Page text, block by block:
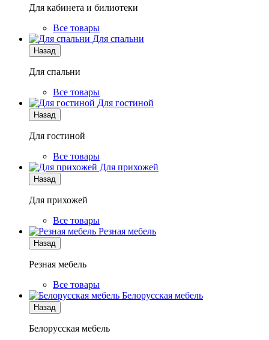
Для кабинета и билиотеки
Все товары
Для спальни
Назад
Для спальни
Все товары
Для гостиной
Назад
Для гостиной
Все товары
Для прихожей
Назад
Для прихожей
Все товары
Резная мебель
Назад
Резная мебель
Все товары
Белорусская мебель
Назад
Белорусская мебель